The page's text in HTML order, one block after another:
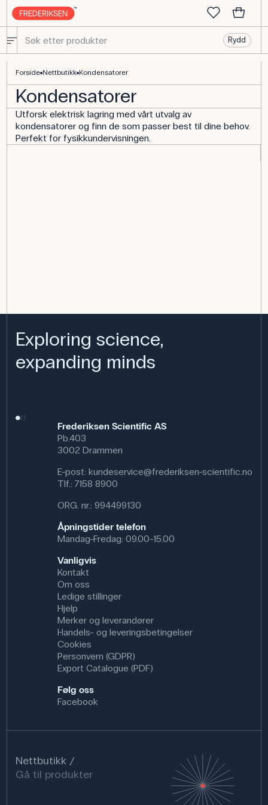
Rydd
Forside Nettbutikk Kondensatorer
Kondensatorer
Utforsk elektrisk lagring med vårt utvalg av
kondensatorer og finn de som passer best til dine behov.
Perfekt for fysikkundervisningen.
Exploring science,
expanding minds
Frederiksen Scientific AS
Pb.403
3002 Drammen
E-post: kundeservice@frederiksen-scientific.no
Tlf.: 7158 8900
ORG. nr.: 994499130
Åpningstider telefon
Mandag-Fredag: 09.00-15.00
Vanligvis
Kontakt
Om oss
Ledige stillinger
Hjelp
Merker og leverandører
Handels- og leveringsbetingelser
Cookies
Personvern (GDPR)
Export Catalogue (PDF)
Følg oss
Facebook
Nettbutikk
Gå til produkter